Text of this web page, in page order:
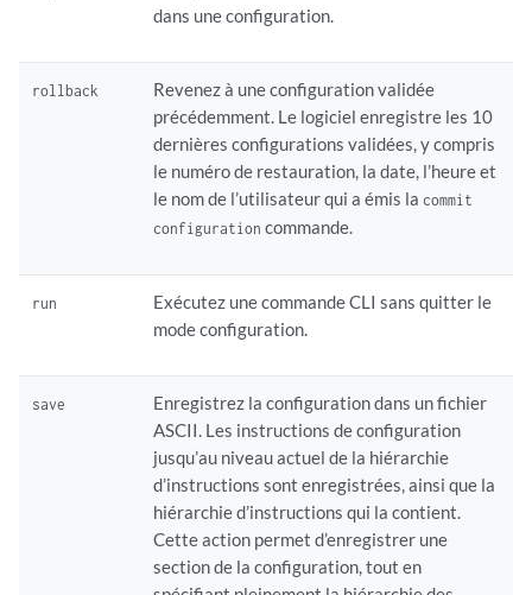
dans une configuration.
rollback
Revenez à une configuration validée
précédemment. Le logiciel enregistre les 10
dernières configurations validées, y compris
le numéro de restauration, la date, l’heure et
le nom de l’utilisateur qui a émis lacommit
configuration commande.
run
Exécutez une commande CLI sans quitter le
mode configuration.
save
Enregistrez la configuration dans un fichier
ASCII. Les instructions de configuration
jusqu’au niveau actuel de la hiérarchie
d’instructions sont enregistrées, ainsi que la
hiérarchie d’instructions qui la contient.
Cette action permet d’enregistrer une
section de la configuration, tout en